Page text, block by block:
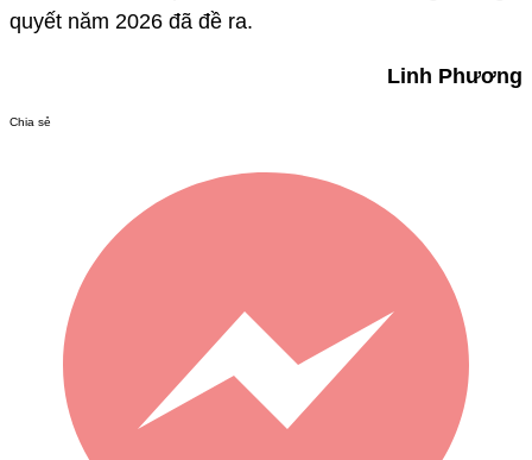
quyết năm 2026 đã đề ra.
Linh Phương
Chia sẻ